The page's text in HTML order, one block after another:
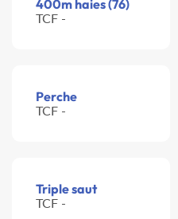
400m haies (76)
TCF -
Perche
TCF -
Triple saut
TCF -